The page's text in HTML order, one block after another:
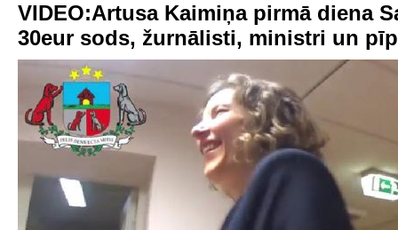
VIDEO:Artusa Kaimiņa pirmā diena
30eur sods, žurnālisti, ministri un